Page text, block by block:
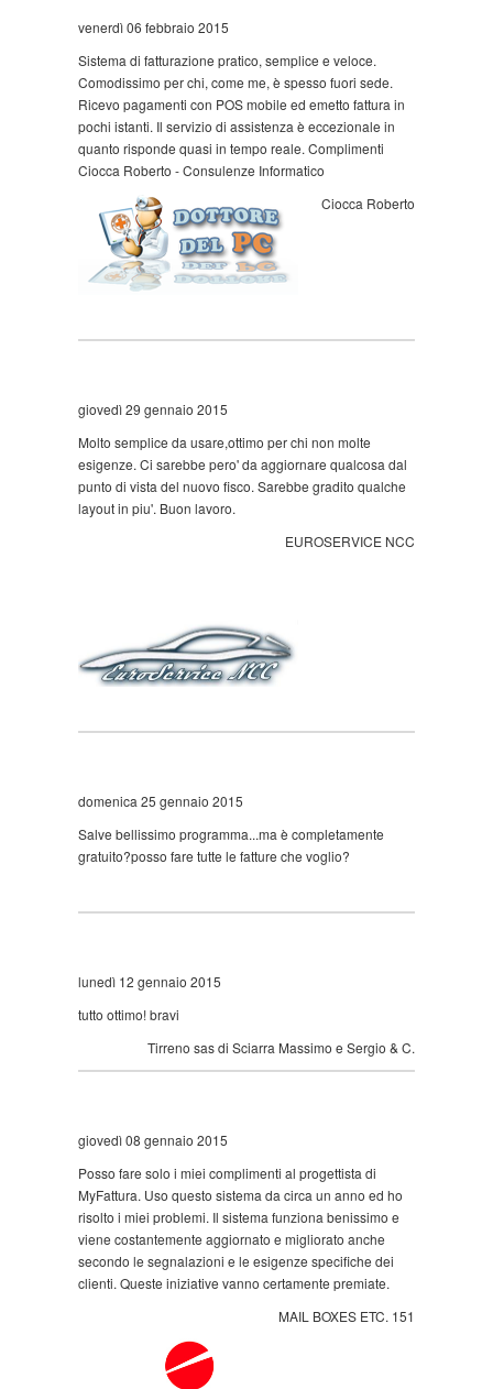
venerdì 06 febbraio 2015
Sistema di fatturazione pratico, semplice e veloce.
Comodissimo per chi, come me, è spesso fuori sede.
Ricevo pagamenti con POS mobile ed emetto fattura in
pochi istanti. Il servizio di assistenza è eccezionale in
quanto risponde quasi in tempo reale. Complimenti
Ciocca Roberto - Consulenze Informatico
Ciocca Roberto
giovedì 29 gennaio 2015
Molto semplice da usare,ottimo per chi non molte
esigenze. Ci sarebbe pero' da aggiornare qualcosa dal
punto di vista del nuovo fisco. Sarebbe gradito qualche
layout in piu'. Buon lavoro.
EUROSERVICE NCC
domenica 25 gennaio 2015
Salve bellissimo programma...ma è completamente
gratuito?posso fare tutte le fatture che voglio?
lunedì 12 gennaio 2015
tutto ottimo! bravi
Tirreno sas di Sciarra Massimo e Sergio & C.
giovedì 08 gennaio 2015
Posso fare solo i miei complimenti al progettista di
MyFattura. Uso questo sistema da circa un anno ed ho
risolto i miei problemi. Il sistema funziona benissimo e
viene costantemente aggiornato e migliorato anche
secondo le segnalazioni e le esigenze specifiche dei
clienti. Queste iniziative vanno certamente premiate.
MAIL BOXES ETC. 151